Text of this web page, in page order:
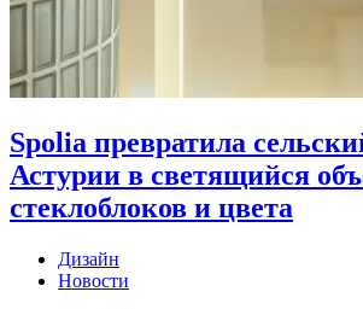
Spolia превратила
Астурии в светящийся
стеклоблоков и цвета
Дизайн
Новости